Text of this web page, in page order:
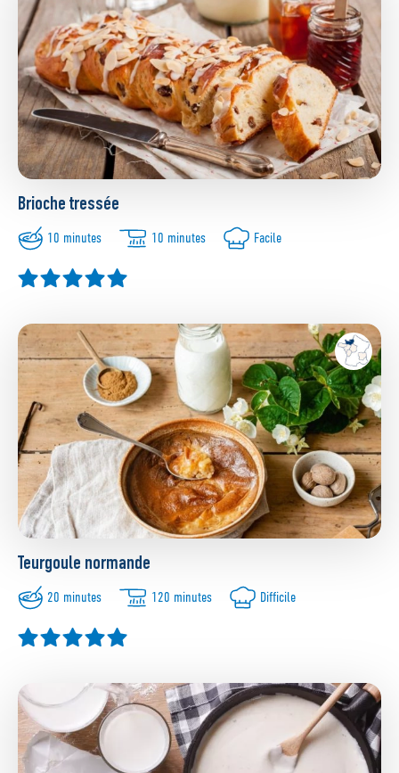
Brioche tressée
10 minutes 10 minutes Facile
Teurgoule normande
20 minutes 120 minutes Difficile